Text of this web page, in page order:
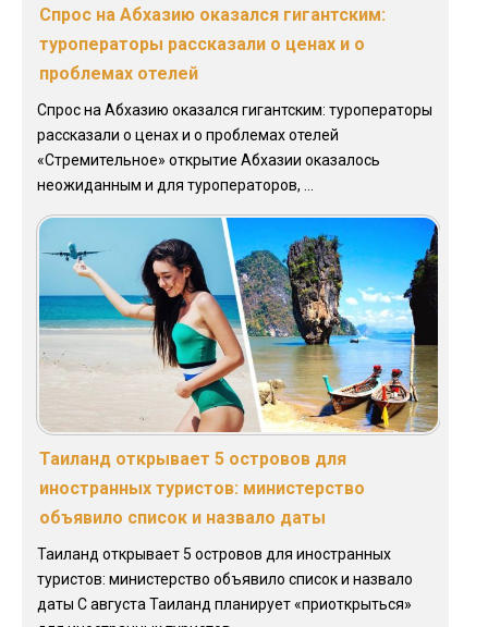
Спрос на Абхазию оказался гигантским:
туроператоры рассказали о ценах и о
проблемах отелей
Спрос на Абхазию оказался гигантским: туроператоры
рассказали о ценах и о проблемах отелей
«Стремительное» открытие Абхазии оказалось
неожиданным и для туроператоров, ...
Таиланд открывает 5 островов для
иностранных туристов: министерство
объявило список и назвало даты
Таиланд открывает 5 островов для иностранных
туристов: министерство объявило список и назвало
даты С августа Таиланд планирует «приоткрыться»